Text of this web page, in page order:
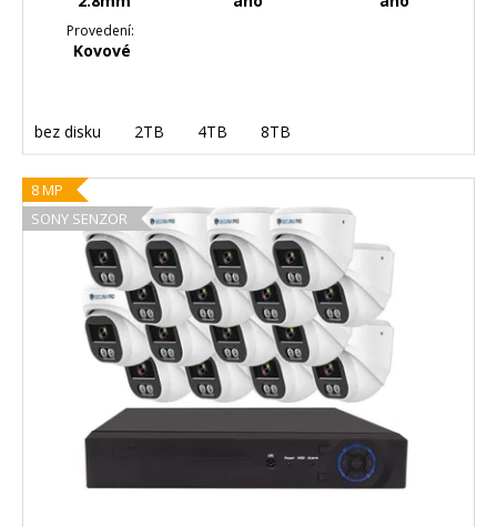
Provedení:
Kovové
bez disku 2TB 4TB 8TB
8 MP
SONY SENZOR